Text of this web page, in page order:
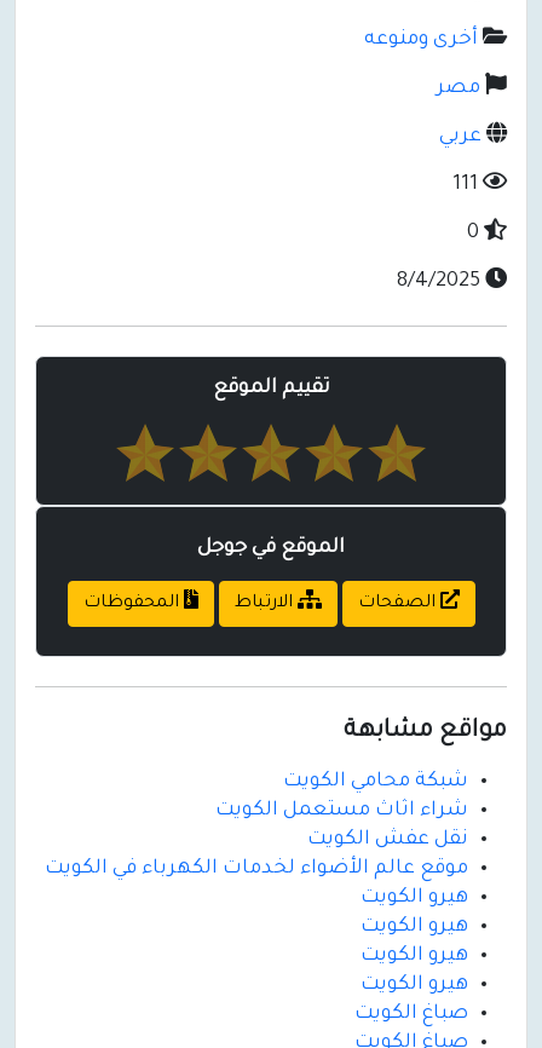
أخرى ومنوعه
مصر
عربي
تقييم الموقع
الموقع في جوجل
الصفحات الارتباط المحفوظات
مواقع مشابهة
شبكة محامي الكويت
شراء اثاث مستعمل الكويت
نقل عفش الكويت
موقع عالم الأضواء لخدمات الكهرباء في الكويت
هيرو الكويت
هيرو الكويت
هيرو الكويت
هيرو الكويت
صباغ الكويت
صباغ الكويت